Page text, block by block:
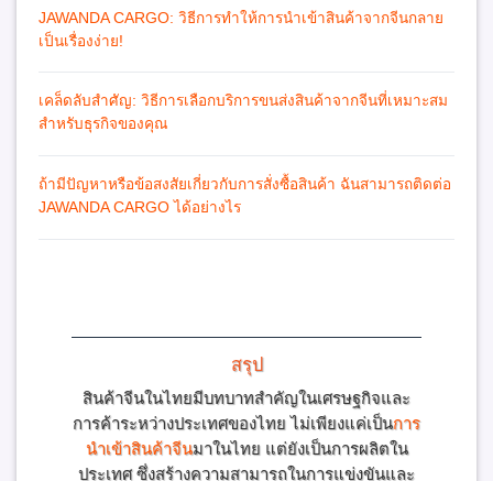
JAWANDA CARGO: วิธีการทำให้การนำเข้าสินค้าจากจีนกลาย
เป็นเรื่องง่าย!
เคล็ดลับสำศัญ: วิธีการเลือกบริการขนส่งสินค้าจากจีนที่เหมาะสม
สำหรับธุรกิจของคุณ
ถ้ามีปัญหาหรือข้อสงสัยเกี่ยวกับการสั่งซื้อสินค้า ฉันสามารถติดต่อ
JAWANDA CARGO ได้อย่างไร
สรุป
สินค้าจีนในไทยมีบทบาทสำคัญในเศรษฐกิจและ
การค้าระหว่างประเทศของไทย ไม่เพียงแค่เป็นการ
นำเข้าสินค้าจีนมาในไทย แต่ยังเป็นการผลิตใน
ประเทศ ซึ่งสร้างความสามารถในการแข่งขันและ